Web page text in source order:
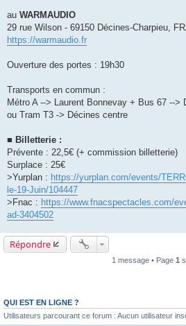
au WARMAUDIO
29 rue Wilson - 69150 Décines-Charpieu,
https://warmaudio.fr
Ouverture des portes : 19h30
Transports en commun :
Métro A --> Laurent Bonnevay + Bus 67 -->
ou Tram T3 -> Décines centre
■ Billetterie :
Prévente : 22,5€ (+ commission billetterie)
Surplace : 25€
>Yurplan : https://yurplan.com/events/
le-19-Juin/104447
>Fnac : https://www.fnacspectacles.com/
ad-3404502
Répondre
1 message • Page 1
QUI EST EN LIGNE ?
Utilisateurs parcourant ce forum : Aucun utilisateur